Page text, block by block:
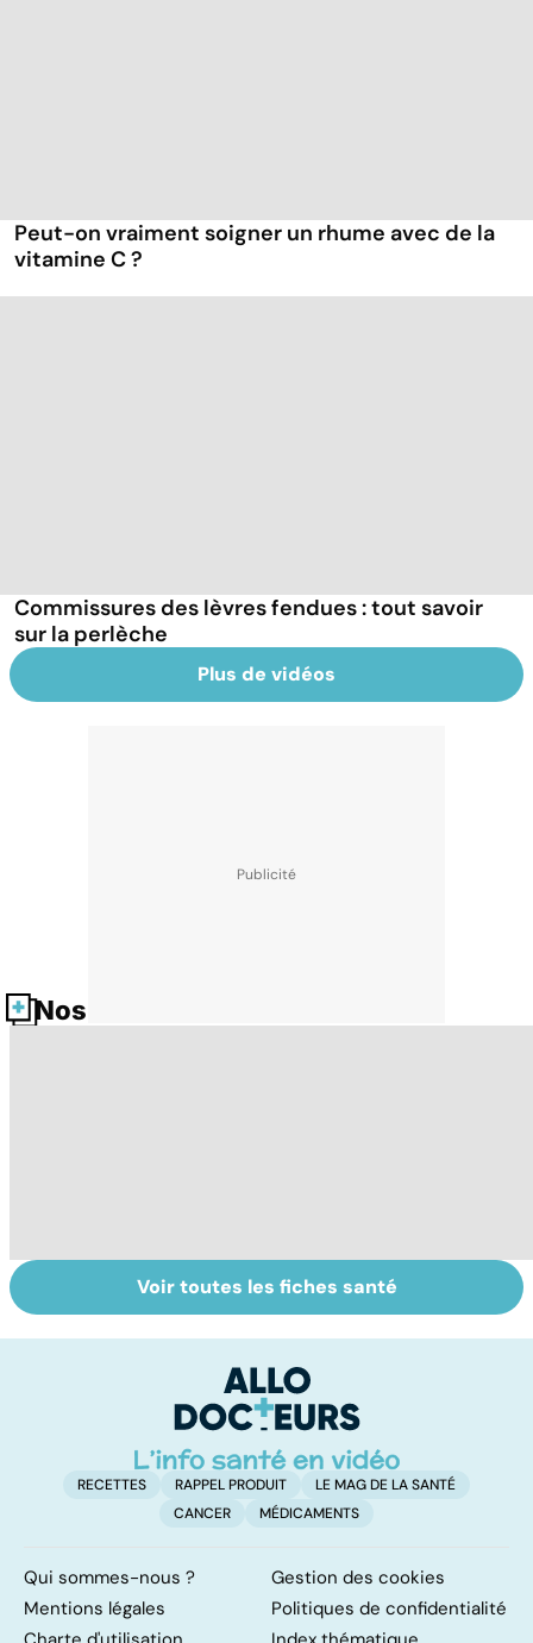
Peut-on vraiment soigner un rhume avec de la
vitamine C ?
Commissures des lèvres fendues : tout savoir
sur la perlèche
Plus de vidéos
Nos fiches santé
Covid-19 : tout
savoir sur la
La tuberculose
pulmonaire
Voir toutes les fiches santé
RECETTES RAPPEL PRODUIT
LE MAG DE LA SANTÉ
CANCER
MÉDICAMENTS
Qui sommes-nous ?
Gestion des cookies
Mentions légales
Politiques de confidentialité